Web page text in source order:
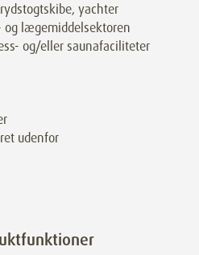
yachter
og lægemiddelsektoren
og/eller saunafaciliteter
udenfor